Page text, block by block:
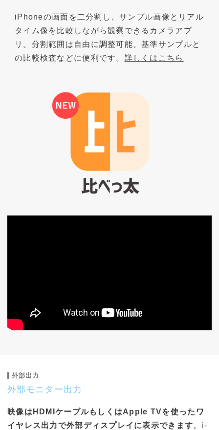
iPhoneの画面を二分割し、サンプル画像とリアル
タイム像を比較しながら観察できるカメラアプ
リ。分割範囲は自由に調整可能。基準サンプルと
の比較検査などに便利です。 詳しくはこちら
外部出力
外部モニター出力
映像はHDMIケーブルもしくはApple TVを使ったワ
イヤレス出力で外部ディスプレイに表示できます。i-